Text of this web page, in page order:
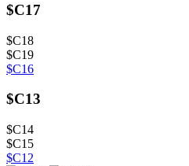
$C17
$C18
$C19
$C16
$C13
$C14
$C15
$C12